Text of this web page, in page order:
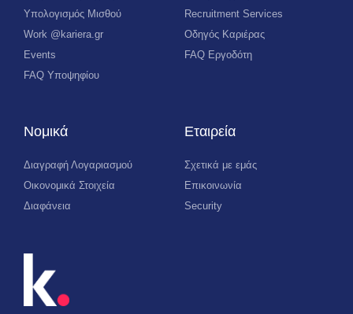
Υπολογισμός Μισθού
Work @kariera.gr
Events
FAQ Υποψηφίου
Recruitment Services
Οδηγός Καριέρας
FAQ Εργοδότη
Νομικά
Διαγραφή Λογαριασμού
Οικονομικά Στοιχεία
Διαφάνεια
Εταιρεία
Σχετικά με εμάς
Επικοινωνία
Security